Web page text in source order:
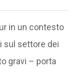
in un contesto
sul settore dei
gravi – porta